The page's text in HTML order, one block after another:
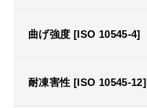
曲げ強度 [ISO 10545-4]
耐凍害性 [ISO 10545-12]